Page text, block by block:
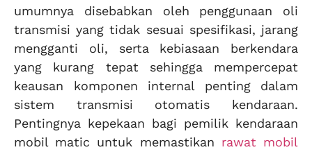
umumnya disebabkan oleh penggunaan oli
transmisi yang tidak sesuai spesifikasi, jarang
mengganti oli, serta kebiasaan berkendara
yang kurang tepat sehingga mempercepat
keausan komponen internal penting dalam
sistem transmisi otomatis kendaraan.
Pentingnya kepekaan bagi pemilik kendaraan
mobil matic untuk memastikan rawat mobil